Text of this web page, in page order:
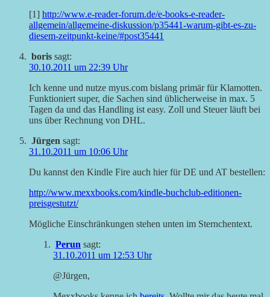
[1] http://www.e-reader-forum.de/e-books-e-reader-
allgemein/allgemeine-diskussion/p35441-warum-gibt-es-zu-
diesem-zeitpunkt-keine/#post35441
boris sagt:
30.10.2011 um 22:39 Uhr
Ich kenne und nutze myus.com bislang primär für Klamotten.
Funktioniert super, die Sachen sind üblicherweise in max. 5
Tagen da und das Handling ist easy. Zoll und Steuer läuft bei
uns über Rechnung von DHL.
Jürgen sagt:
31.10.2011 um 10:06 Uhr
Du kannst den Kindle Fire auch hier für DE und AT bestellen:
http://www.mexxbooks.com/kindle-buchclub-editionen-
preisgestutzt/
Mögliche Einschränkungen stehen unten im Sternchentext.
Perun sagt:
31.10.2011 um 12:53 Uhr
@Jürgen,